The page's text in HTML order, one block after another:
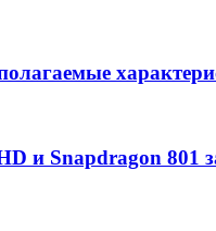
и Snapdragon 801